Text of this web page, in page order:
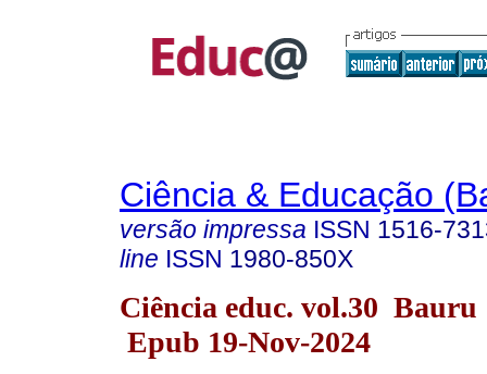
Ciência & Educação
versão impressa ISSN 1516-
line ISSN 1980-850X
Ciência educ. vol.30 Bauru
Epub 19-Nov-2024